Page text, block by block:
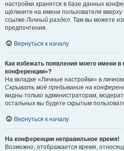
настройки хранятся в базе данных
щёлкните на имени пользователя
ссылкеЛичный раздел. Там вы можете
предпочтения.
Вернуться к началу
Как избежать появления моего имени в
конференции»?
На вкладке «Личные настройки» в
Скрывать моё пребывание на
видны только администраторам,
остальных вы будете скрытым
Вернуться к началу
На конференции неправильное время!
Возможно, отображается время,